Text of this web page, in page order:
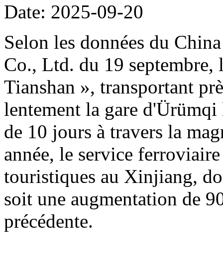
Date: 2025-09-20
Selon les données du
Co., Ltd. du 19
Tianshan », transportant
lentement la gare
de 10 jours à travers la
année, le service
touristiques au Xinjiang,
soit une augmentation de
précédente.